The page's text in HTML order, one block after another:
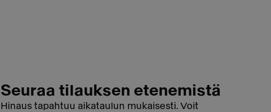
Seuraa tilauksen etenemistä
Hinaus tapahtuu aikataulun mukaisesti. Voit